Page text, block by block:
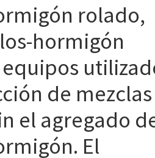
rolado,
hormigón
equipos
de mezclas
el agregado
El